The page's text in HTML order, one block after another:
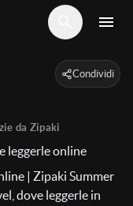
menu
Condividi
da Zipaki
leggerle online
| Zipaki Summer
dove leggerle in